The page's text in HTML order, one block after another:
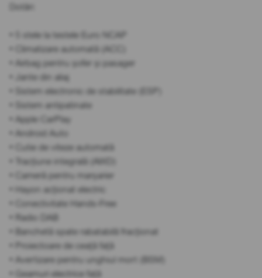
Dotări:
• 5 stele la testele Euro NCAP
• Climatizare automată (ACC)
• Airbag pentru șofer și pasager
• Jante din aliaj
• Sistem electronic de stabilitate (ESP)
• Sistem antipatinate
• Apple CarPlay
• Android Auto
• Cutie de viteze automată
• Tracțiune integrală (AWD)
• Cameră pentru marșarier
• Hayon acționat electric
• Conectivitate Hands-Free
• Radio DAB
• Banchetă spate rabatabilă fracționat
• Proiectoare de ceață față
• Avertizare pentru unghiul mort (BSM)
• Geamuri electrice față